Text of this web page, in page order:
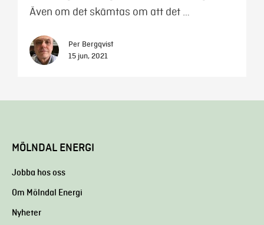
Även om det skämtas om att det …
Per Bergqvist
15 jun, 2021
MÖLNDAL ENERGI
Jobba hos oss
Om Mölndal Energi
Nyheter